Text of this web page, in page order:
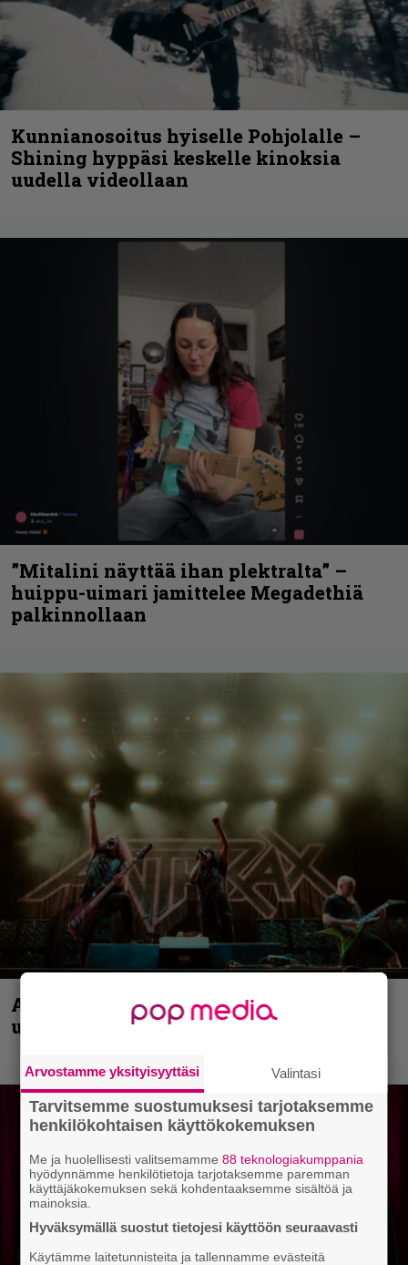
Kunnianosoitus hyiselle Pohjolalle –
Shining hyppäsi keskelle kinoksia
uudella videollaan
”Mitalini näyttää ihan plektralta” –
huippu-uimari jamittelee Megadethiä
palkinnollaan
Anthrax vie katsojat keikkatunnelmiin
uudella videollaan
Arvostamme yksityisyyttäsi Valintasi
Tarvitsemme suostumuksesi tarjotaksemme
henkilökohtaisen käyttökokemuksen
Me ja huolellisesti valitsemamme88 teknologiakumppania
hyödynnämme henkilötietoja tarjotaksemme paremman
käyttäjäkokemuksen sekä kohdentaaksemme sisältöä ja
mainoksia.
Hyväksymällä suostut tietojesi käyttöön seuraavasti
Käytämme laitetunnisteita ja tallennamme evästeitä